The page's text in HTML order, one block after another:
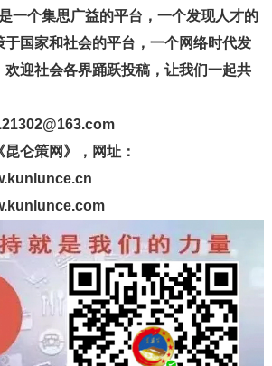
一个集思广益的平台，一个发现人才的
国家和社会的平台，一个网络时代发
迎社会各界踊跃投稿，让我们一起共
仑策网》，网址：